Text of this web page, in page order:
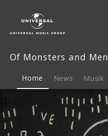
Monsters
Men
Musik
Of Monsters and Men
Home News Musik